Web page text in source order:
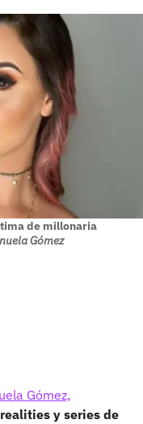
de millonaria
Gómez
Gómez,
y series de